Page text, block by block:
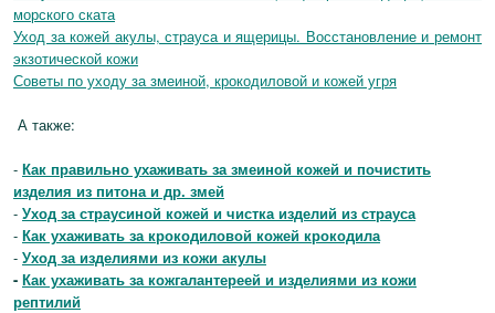
морского ската
Уход за кожей акулы, страуса и ящерицы. Восстановление и ремонт
экзотической кожи
Советы по уходу за змеиной, крокодиловой и кожей угря
А также:
- Как правильно ухаживать за змеиной кожей и почистить
изделия из питона и др. змей
- Уход за страусиной кожей и чистка изделий из страуса
- Как ухаживать за крокодиловой кожей крокодила
- Уход за изделиями из кожи акулы
- Как ухаживать за кожгалантереей и изделиями из кожи
рептилий